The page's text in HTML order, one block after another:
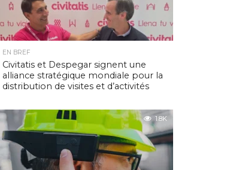
EN BREF
Civitatis et Despegar signent une
alliance stratégique mondiale pour la
distribution de visites et d’activités
1.8K